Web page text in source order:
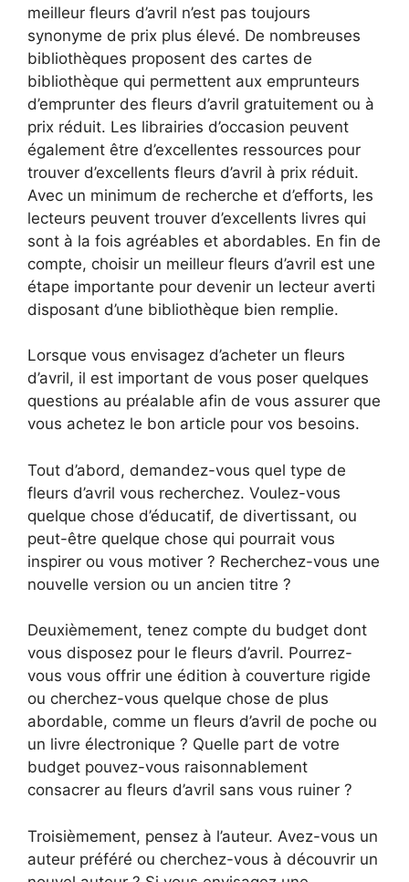
meilleur fleurs d’avril n’est pas toujours
synonyme de prix plus élevé. De nombreuses
bibliothèques proposent des cartes de
bibliothèque qui permettent aux emprunteurs
d’emprunter des fleurs d’avril gratuitement ou à
prix réduit. Les librairies d’occasion peuvent
également être d’excellentes ressources pour
trouver d’excellents fleurs d’avril à prix réduit.
Avec un minimum de recherche et d’efforts, les
lecteurs peuvent trouver d’excellents livres qui
sont à la fois agréables et abordables. En fin de
compte, choisir un meilleur fleurs d’avril est une
étape importante pour devenir un lecteur averti
disposant d’une bibliothèque bien remplie.
Lorsque vous envisagez d’acheter un fleurs
d’avril, il est important de vous poser quelques
questions au préalable afin de vous assurer que
vous achetez le bon article pour vos besoins.
Tout d’abord, demandez-vous quel type de
fleurs d’avril vous recherchez. Voulez-vous
quelque chose d’éducatif, de divertissant, ou
peut-être quelque chose qui pourrait vous
inspirer ou vous motiver ? Recherchez-vous une
nouvelle version ou un ancien titre ?
Deuxièmement, tenez compte du budget dont
vous disposez pour le fleurs d’avril. Pourrez-
vous vous offrir une édition à couverture rigide
ou cherchez-vous quelque chose de plus
abordable, comme un fleurs d’avril de poche ou
un livre électronique ? Quelle part de votre
budget pouvez-vous raisonnablement
consacrer au fleurs d’avril sans vous ruiner ?
Troisièmement, pensez à l’auteur. Avez-vous un
auteur préféré ou cherchez-vous à découvrir un